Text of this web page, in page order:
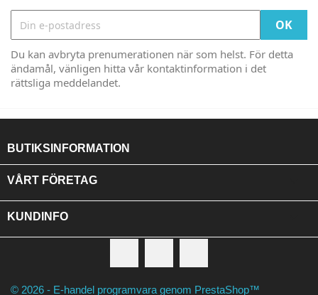
Du kan avbryta prenumerationen när som helst. För detta
ändamål, vänligen hitta vår kontaktinformation i det
rättsliga meddelandet.
BUTIKSINFORMATION
VÅRT FÖRETAG
KUNDINFO
© 2026 - E-handel programvara genom PrestaShop™